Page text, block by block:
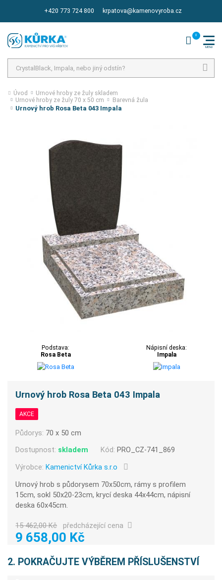
+420 773 724 800 krpatova@kamenovyroba.cz
Úvod
Urnové hroby ze žuly skladem
Urnové hroby ze žuly 70 x 50 cm
Barevná žula
Urnový hrob Rosa Beta 043 Impala
Podstava:
Rosa Beta
Nápisní deska:
Impala
Urnový hrob Rosa Beta 043 Impala
AKCE
Půdorys: 70 x 50 cm
Dostupnost: skladem Kód: PRO_CZ-741_869
Výrobce:Kamenictví Kůrka s.r.o
Urnový hrob s půdorysem 70x50cm, rámy s profilem
15cm, sokl 50x20-23cm, krycí deska 44x44cm, nápisní
deska 60x45cm.
15 462,00 Kč předcházející cena
9 658,00 Kč
2. POKRAČUJTE VÝBĚREM PŘÍSLUŠENSTVÍ